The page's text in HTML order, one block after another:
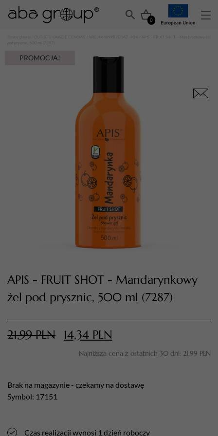
0
TWÓJ KOSZYK (
Suma koszyka (0)
OKAZJE CENOWE WIELKA WYPRZEDAŻ -90%
/ APIS – FRUIT SHOT – Mandarynkowy żel
PROMOCJA!
APIS - FRUIT SHOT - Mandarynkowy
żel pod prysznic, 500 ml (7287)
21,99PLN 14,34 PLN
Najniższa cena z ostatnich 30 dni: 21,99 PLN
Brak na magazynie - czekamy na dostawę
Symbol: 17151
Czas realizacji wynosi 1 dzień roboczy